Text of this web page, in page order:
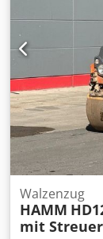
Walzenzug
HAMM
mit Streuer